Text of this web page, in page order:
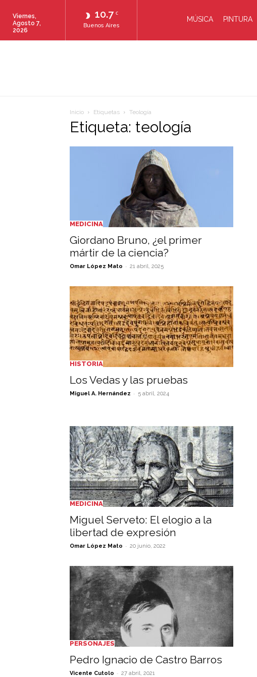
10.7 C
Buenos Aires
Viernes,
Agosto 7,
2026
MÚSICA PINTURA
Inicio Etiquetas Teología
Etiqueta: teología
MEDICINA
Giordano Bruno, ¿el primer
mártir de la ciencia?
Omar López Mato - 21 abril, 2025
HISTORIA
Los Vedas y las pruebas
Miguel A. Hernández - 5 abril, 2024
MEDICINA
Miguel Serveto: El elogio a la
libertad de expresión
Omar López Mato - 20 junio, 2022
PERSONAJES
Pedro Ignacio de Castro Barros
Vicente Cutolo - 27 abril, 2021